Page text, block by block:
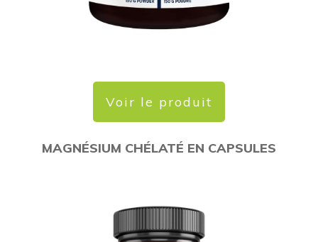
Voir le produit
MAGNÉSIUM CHÉLATÉ EN CAPSULES